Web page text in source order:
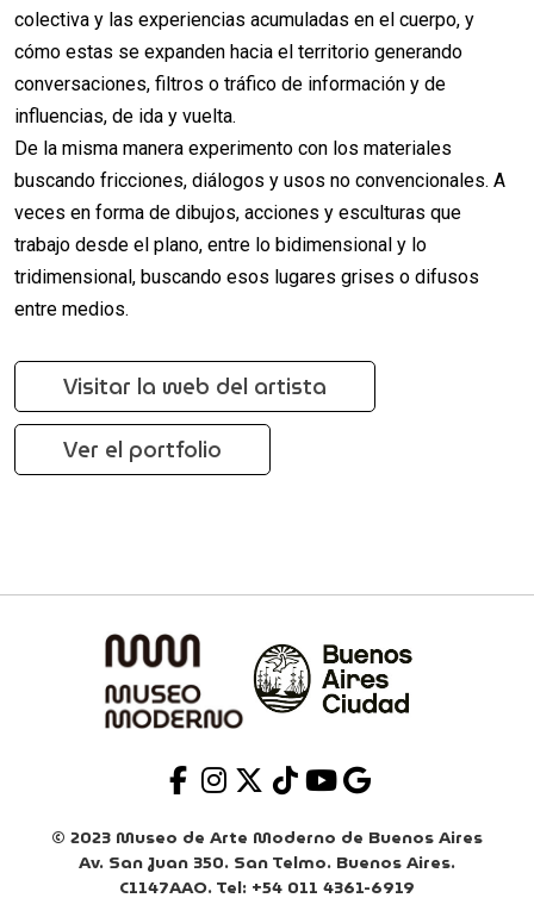
colectiva y las experiencias acumuladas en el cuerpo, y
cómo estas se expanden hacia el territorio generando
conversaciones, filtros o tráfico de información y de
influencias, de ida y vuelta.
De la misma manera experimento con los materiales
buscando fricciones, diálogos y usos no convencionales. A
veces en forma de dibujos, acciones y esculturas que
trabajo desde el plano, entre lo bidimensional y lo
tridimensional, buscando esos lugares grises o difusos
entre medios.
Visitar la web del artista
Ver el portfolio
© 2023 Museo de Arte Moderno de Buenos Aires
Av. San Juan 350. San Telmo. Buenos Aires.
C1147AAO. Tel: +54 011 4361-6919